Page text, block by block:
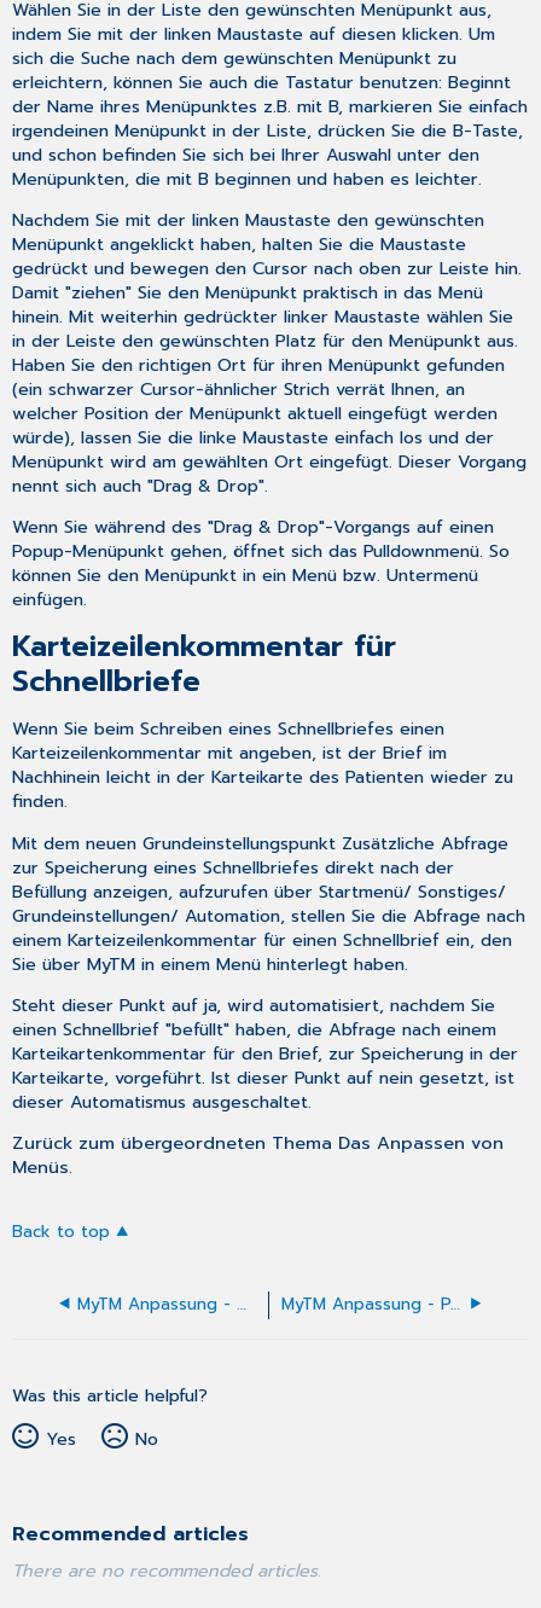
Wählen Sie in der Liste den gewünschten Menüpunkt aus,
indem Sie mit der linken Maustaste auf diesen klicken. Um
sich die Suche nach dem gewünschten Menüpunkt zu
erleichtern, können Sie auch die Tastatur benutzen: Beginnt
der Name ihres Menüpunktes z.B. mit B, markieren Sie einfach
irgendeinen Menüpunkt in der Liste, drücken Sie dieB-Taste,
und schon befinden Sie sich bei Ihrer Auswahl unter den
Menüpunkten, die mit B beginnen und haben es leichter.
Nachdem Sie mit der linken Maustaste den gewünschten
Menüpunkt angeklickt haben, halten Sie die Maustaste
gedrückt und bewegen den Cursor nach oben zur Leiste hin.
Damit "ziehen" Sie den Menüpunkt praktisch in das Menü
hinein. Mit weiterhin gedrückter linker Maustaste wählen Sie
in der Leiste den gewünschten Platz für den Menüpunkt aus.
Haben Sie den richtigen Ort für ihren Menüpunkt gefunden
(ein schwarzer Cursor-ähnlicher Strich verrät Ihnen, an
welcher Position der Menüpunkt aktuell eingefügt werden
würde), lassen Sie die linke Maustaste einfach los und der
Menüpunkt wird am gewählten Ort eingefügt. Dieser Vorgang
nennt sich auch "Drag & Drop".
Wenn Sie während des "Drag & Drop"-Vorgangs auf einen
Popup-Menüpunkt gehen, öffnet sich das Pulldownmenü. So
können Sie den Menüpunkt in ein Menü bzw. Untermenü
einfügen.
Karteizeilenkommentar für
Schnellbriefe
Wenn Sie beim Schreiben eines Schnellbriefes einen
Karteizeilenkommentar mit angeben, ist der Brief im
Nachhinein leicht in der Karteikarte des Patienten wieder zu
finden.
Mit dem neuen Grundeinstellungspunkt Zusätzliche Abfrage
zur Speicherung eines Schnellbriefes direkt nach der
Befüllung anzeigen, aufzurufen überStartmenü/ Sonstiges/
Grundeinstellungen/ Automation, stellen Sie die Abfrage nach
einem Karteizeilenkommentar für einen Schnellbrief ein, den
Sie über MyTM in einem Menü hinterlegt haben.
Steht dieser Punkt aufja, wird automatisiert, nachdem Sie
einen Schnellbrief "befüllt" haben, die Abfrage nach einem
Karteikartenkommentar für den Brief, zur Speicherung in der
Karteikarte, vorgeführt. Ist dieser Punkt aufnein gesetzt, ist
dieser Automatismus ausgeschaltet.
Zurück zum übergeordneten Thema Das Anpassen von
Menüs.
Back to top
MyTM Anpassung - Menüpunkte verschieben MyTM Anpassung - Popup-Menüpunkte erstellen
Was this article helpful?
Yes
No
Recommended articles
There are no recommended articles.